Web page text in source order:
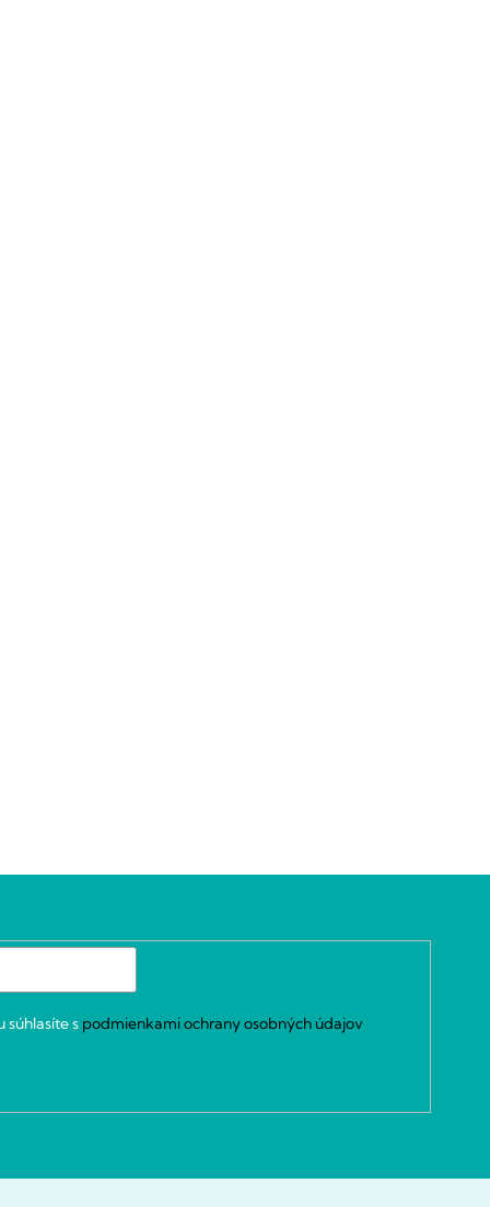
s podmienkami ochrany osobných údajov